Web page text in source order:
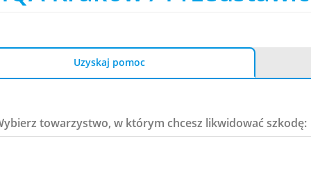
Uzyskaj pomoc
towarzystwo, w którym chcesz likwidować szkodę: